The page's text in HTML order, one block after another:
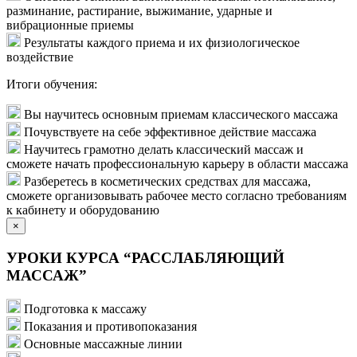
разминание, растирание, выжимание, ударные и
вибрационные приемы
Результаты каждого приема и их физиологическое
воздействие
Итоги обучения:
Вы научитесь основным приемам классического массажа
Почувствуете на себе эффективное действие массажа
Научитесь грамотно делать классический массаж и
сможете начать профессиональную карьеру в области массажа
Разберетесь в косметических средствах для массажа,
сможете организовывать рабочее место согласно требованиям
к кабинету и оборудованию
×
УРОКИ КУРСА “РАССЛАБЛЯЮЩИЙ
МАССАЖ”
Подготовка к массажу
Показания и противопоказания
Основные массажные линии